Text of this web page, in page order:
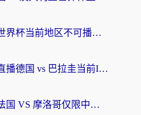
在加拿大看抖音世界杯当前地区不可播放？海外党体育观赛终极指南
在海外看世界杯直播德国 vs 巴拉圭当前IP受限制？这篇指南帮你轻松解决地区限制
在国外看世界杯法国 VS 摩洛哥仅限中国大陆？别让地域限制拦下你的欢呼